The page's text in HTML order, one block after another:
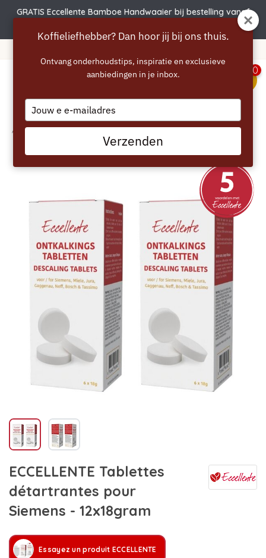
GRATIS Eccellente Bamboe Handwaaier bij bestelling vanaf
0
Accueil
ECCELLENTE Tablettes
détartrantes pour
Siemens - 12x18gram
Essayez un produit ECCELLENTE
Koffieliefhebber? Dan hoor jij bij ons thuis.
Ontvang onderhoudstips, inspiratie en exclusieve
aanbiedingen in je inbox.
Type
your
email
Verzenden